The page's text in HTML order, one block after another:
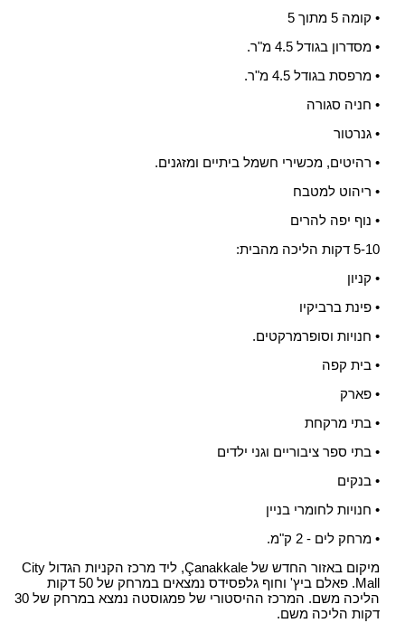
• קומה 5 מתוך 5
• מסדרון בגודל 4.5 מ"ר.
• מרפסת בגודל 4.5 מ"ר.
• חניה סגורה
• גנרטור
• רהיטים, מכשירי חשמל ביתיים ומזגנים.
• ריהוט למטבח
• נוף יפה להרים
5-10 דקות הליכה מהבית:
• קניון
• פינת ברביקיו
• חנויות וסופרמרקטים.
• בית קפה
• פארק
• בתי מרקחת
• בתי ספר ציבוריים וגני ילדים
• בנקים
• חנויות לחומרי בניין
• מרחק לים - 2 ק"מ.
מיקום באזור החדש של Çanakkale, ליד מרכז הקניות הגדול City
Mall. פאלם ביץ' וחוף גלפסידס נמצאים במרחק של 50 דקות
הליכה משם. המרכז ההיסטורי של פמגוסטה נמצא במרחק של 30
דקות הליכה משם.